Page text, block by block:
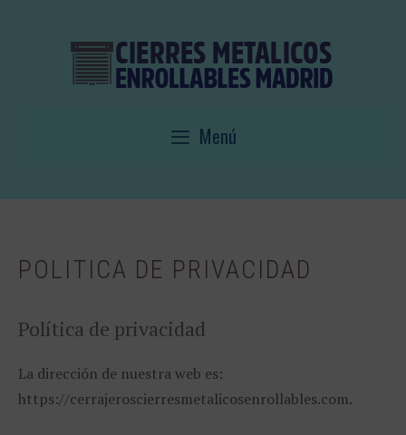
Menú
POLITICA DE PRIVACIDAD
Política de privacidad
La dirección de nuestra web es:
https://cerrajeroscierresmetalicosenrollables.com.